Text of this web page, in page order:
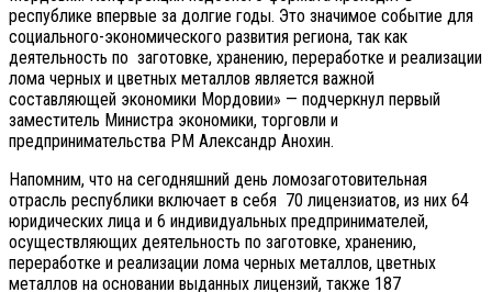
республике впервые за долгие годы. Это значимое событие для
социального-экономического развития региона, так как
деятельность по заготовке, хранению, переработке и реализации
лома черных и цветных металлов является важной
составляющей экономики Мордовии» — подчеркнул первый
заместитель Министра экономики, торговли и
предпринимательства РМ Александр Анохин.
Напомним, что на сегодняшний день ломозаготовительная
отрасль республики включает в себя 70 лицензиатов, из них 64
юридических лица и 6 индивидуальных предпринимателей,
осуществляющих деятельность по заготовке, хранению,
переработке и реализации лома черных металлов, цветных
металлов на основании выданных лицензий, также 187